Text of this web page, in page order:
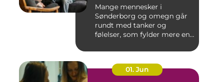
Mange mennesker i
Sønderborg og omegn går
rundt med tanker og
følelser, som fylder mere end
01. Jun